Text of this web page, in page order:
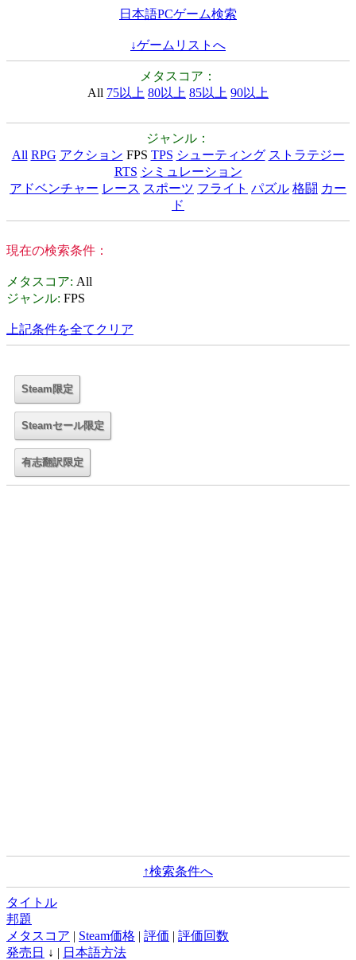
日本語PCゲーム検索
↓ゲームリストへ
メタスコア：
All 75以上 80以上 85以上 90以上
ジャンル：
All RPG アクション FPS TPS シューティング ストラテジー
RTS シミュレーション
アドベンチャー レース スポーツ フライト パズル 格闘 カー
ド
現在の検索条件：
メタスコア: All
ジャンル: FPS
上記条件を全てクリア
↑検索条件へ
タイトル
邦題
メタスコア | Steam価格 | 評価 | 評価回数
発売日 ↓ | 日本語方法